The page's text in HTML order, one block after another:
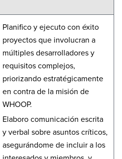
Planifico y ejecuto con éxito
proyectos que involucran a
múltiples desarrolladores y
requisitos complejos,
priorizando estratégicamente
en contra de la misión de
WHOOP.
Elaboro comunicación escrita
y verbal sobre asuntos críticos,
asegurándome de incluir a los